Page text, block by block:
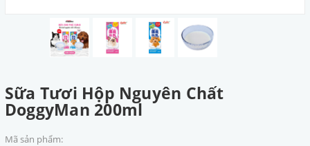
Sữa Tươi Hộp Nguyên Chất
DoggyMan 200ml
Mã sản phẩm: